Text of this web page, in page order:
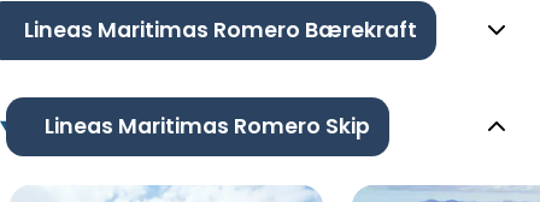
Lineas Maritimas Romero Bærekraft
Lineas Maritimas Romero Skip